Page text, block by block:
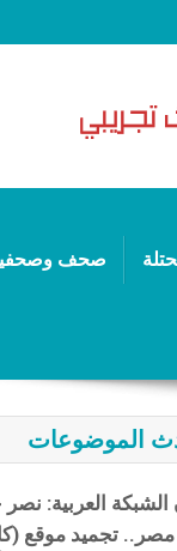
صحف
الموضوعات
الشبكة العربية:
تجميد موقع